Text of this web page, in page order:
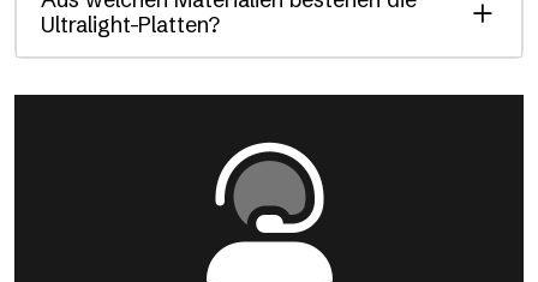
Ultralight-Platten?